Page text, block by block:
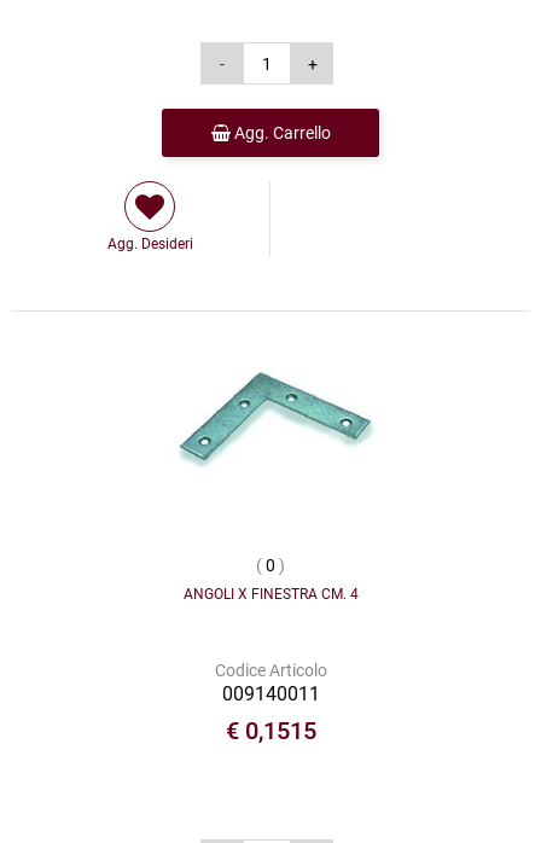
Agg. Carrello
Agg. Desideri
(0 )
ANGOLI X FINESTRA CM. 4
Codice Articolo
009140011
€ 0,1515